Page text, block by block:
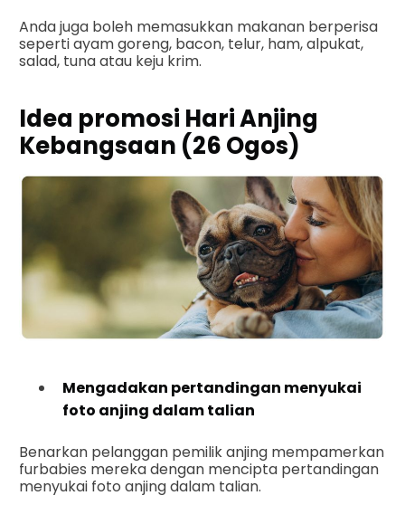
Anda juga boleh memasukkan makanan berperisa
seperti ayam goreng, bacon, telur, ham, alpukat,
salad, tuna atau keju krim.
Idea promosi Hari Anjing
Kebangsaan (26 Ogos)
Mengadakan pertandingan menyukai
foto anjing dalam talian
Benarkan pelanggan pemilik anjing mempamerkan
furbabies mereka dengan mencipta pertandingan
menyukai foto anjing dalam talian.